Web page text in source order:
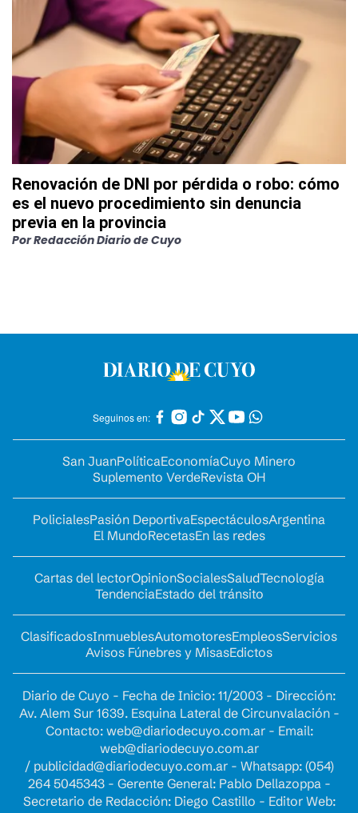
Renovación de DNI por pérdida o robo: cómo
es el nuevo procedimiento sin denuncia
previa en la provincia
PorRedacción Diario de Cuyo
Seguinos en:
San JuanPolíticaEconomíaCuyo Minero
Suplemento VerdeRevista OH
PolicialesPasión DeportivaEspectáculosArgentina
El MundoRecetasEn las redes
Cartas del lectorOpinionSocialesSaludTecnología
TendenciaEstado del tránsito
ClasificadosInmueblesAutomotoresEmpleosServicios
Avisos Fúnebres y MisasEdictos
Diario de Cuyo - Fecha de Inicio: 11/2003 - Dirección:
Av. Alem Sur 1639. Esquina Lateral de Circunvalación -
Contacto: web@diariodecuyo.com.ar- Email:
web@diariodecuyo.com.ar
/ publicidad@diariodecuyo.com.ar- Whatsapp: (054)
264 5045343 - Gerente General: Pablo Dellazoppa -
Secretario de Redacción: Diego Castillo - Editor Web: